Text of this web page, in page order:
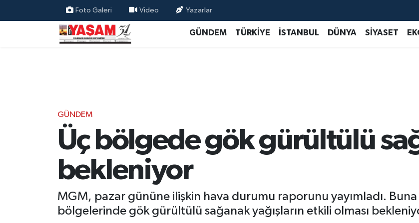
Foto Galeri Video Yazarlar
GÜNDEM TÜRKİYE İSTANBUL DÜNYA SİYASET
GÜNDEM
Üç bölgede gök gürültülü
bekleniyor
MGM, pazar gününe ilişkin hava durumu raporunu yayımladı.
bölgelerinde gök gürültülü sağanak yağışların etkili olması